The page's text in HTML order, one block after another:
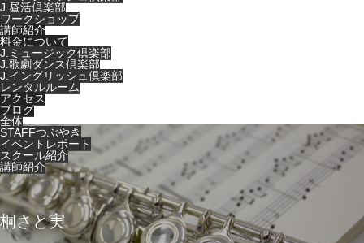
J.昼活倶楽部
ワークショップ
講師紹介
料金について
J.ミュージック倶楽部
J.歌劇ダンス倶楽部
J.イングリッシュ倶楽部
レンタルルーム
アクセス
ブログ
全体
STAFFつぶやき
イベントレポート
スクール紹介
講師紹介
桐さと実